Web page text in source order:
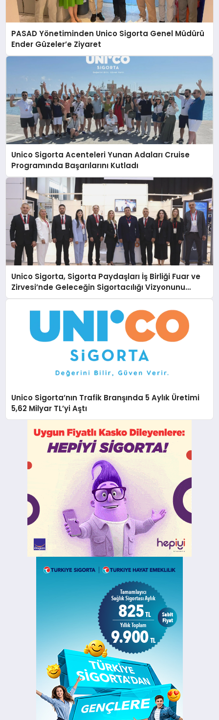
PASAD Yönetiminden Unico Sigorta Genel Müdürü
Ender Güzeler’e Ziyaret
Unico Sigorta Acenteleri Yunan Adaları Cruise
Programında Başarılarını Kutladı
Unico Sigorta, Sigorta Paydaşları İş Birliği Fuar ve
Zirvesi’nde Geleceğin Sigortacılığı Vizyonunu
Paylaştı
Unico Sigorta’nın Trafik Branşında 5 Aylık Üretimi
5,62 Milyar TL’yi Aştı